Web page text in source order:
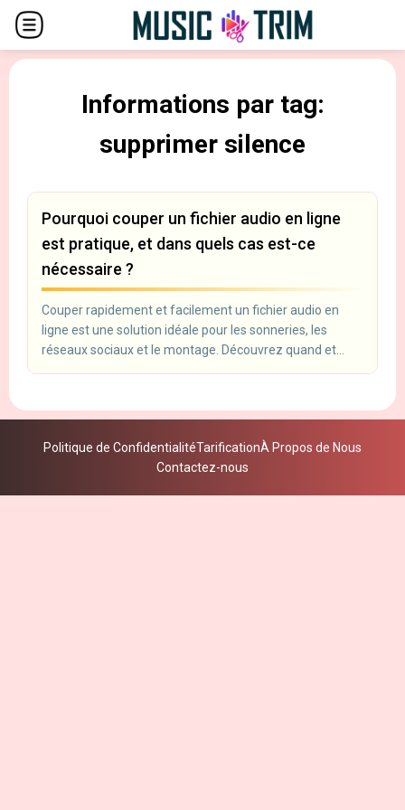
Informations par tag:
supprimer silence
Pourquoi couper un fichier audio en ligne
est pratique, et dans quels cas est-ce
nécessaire ?
Couper rapidement et facilement un fichier audio en
ligne est une solution idéale pour les sonneries, les
réseaux sociaux et le montage. Découvrez quand et
Politique de ConfidentialitéTarificationÀ Propos de Nous
Contactez-nous